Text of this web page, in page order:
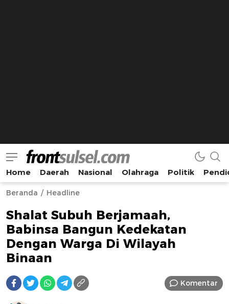
Frontsulsel.com
Terdepan Mengabarkan dari Sulawesi Selatan
Home Daerah Nasional Olahraga Politik
Beranda Headline
Shalat Subuh Berjamaah,
Babinsa Bangun Kedekatan
Dengan Warga Di Wilayah
Binaan
Komentar